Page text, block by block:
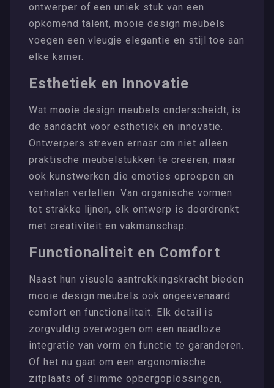
ontwerper of een uniek stuk van een
opkomend talent, mooie design meubels
voegen een vleugje elegantie en stijl toe aan
elke kamer.
Esthetiek en Innovatie
Wat mooie design meubels onderscheidt, is
de aandacht voor esthetiek en innovatie.
Ontwerpers streven ernaar om niet alleen
praktische meubelstukken te creëren, maar
ook kunstwerken die emoties oproepen en
verhalen vertellen. Van organische vormen
tot strakke lijnen, elk ontwerp is doordrenkt
met creativiteit en vakmanschap.
Functionaliteit en Comfort
Naast hun visuele aantrekkingskracht bieden
mooie design meubels ook ongeëvenaard
comfort en functionaliteit. Elk detail is
zorgvuldig overwogen om een naadloze
integratie van vorm en functie te garanderen.
Of het nu gaat om een ergonomische
zitplaats of slimme opbergoplossingen,